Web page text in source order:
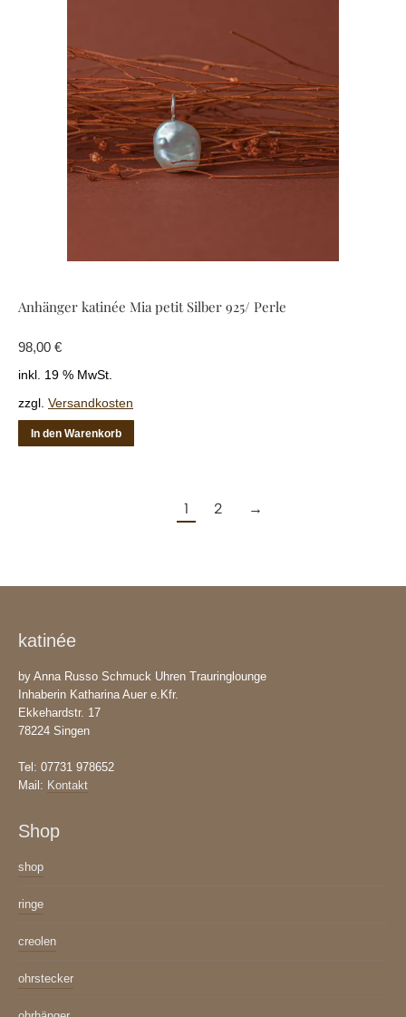
Anhänger katinée Mia petit Silber 925/ Perle
98,00 €
inkl. 19 % MwSt.
zzgl. Versandkosten
In den Warenkorb
1 2 →
katinée
by Anna Russo Schmuck Uhren Trauringlounge
Inhaberin Katharina Auer e.Kfr.
Ekkehardstr. 17
78224 Singen
Tel: 07731 978652
Mail: Kontakt
Shop
shop
ringe
creolen
ohrstecker